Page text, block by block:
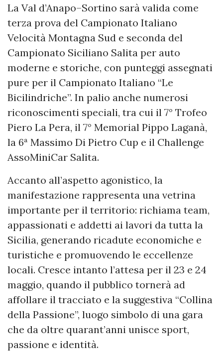
La Val d’Anapo–Sortino sarà valida come
terza prova del Campionato Italiano
Velocità Montagna Sud e seconda del
Campionato Siciliano Salita per auto
moderne e storiche, con punteggi assegnati
pure per il Campionato Italiano “Le
Bicilindriche”. In palio anche numerosi
riconoscimenti speciali, tra cui il 7° Trofeo
Piero La Pera, il 7° Memorial Pippo Laganà,
la 6ª Massimo Di Pietro Cup e il Challenge
AssoMiniCar Salita.
Accanto all’aspetto agonistico, la
manifestazione rappresenta una vetrina
importante per il territorio: richiama team,
appassionati e addetti ai lavori da tutta la
Sicilia, generando ricadute economiche e
turistiche e promuovendo le eccellenze
locali. Cresce intanto l’attesa per il 23 e 24
maggio, quando il pubblico tornerà ad
affollare il tracciato e la suggestiva “Collina
della Passione”, luogo simbolo di una gara
che da oltre quarant’anni unisce sport,
passione e identità.